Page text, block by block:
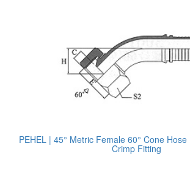
PEHEL | 45° Metric Female 60° Cone
Crimp Fitting